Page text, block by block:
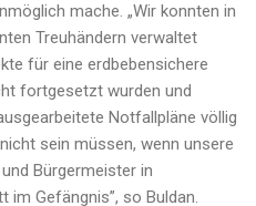
mache. „Wir konnten in
Treuhändern verwaltet
für eine erdbebensichere
fortgesetzt wurden und
Notfallpläne völlig
sein müssen, wenn unsere
Bürgermeister in
im Gefängnis”, so Buldan.